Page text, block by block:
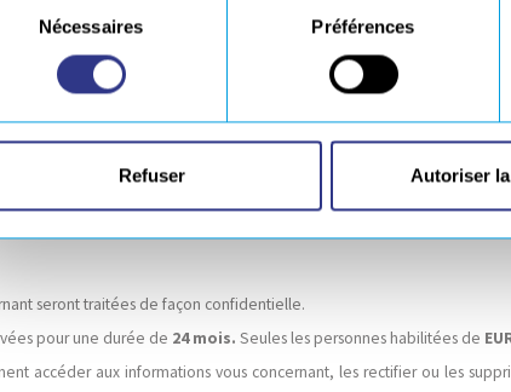
Nécessaires Préférences
Refuser Autoriser
j'accepte que les informations saisies soient exploitées pour
seront traitées de façon confidentielle.
pour une durée de 24 mois. Seules les personnes habilitées de
accéder aux informations vous concernant, les rectifier ou les